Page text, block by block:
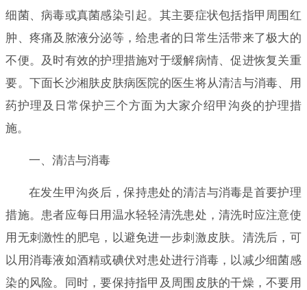
细菌、病毒或真菌感染引起。其主要症状包括指甲周围红
肿、疼痛及脓液分泌等，给患者的日常生活带来了极大的
不便。及时有效的护理措施对于缓解病情、促进恢复关重
要。下面长沙湘肤皮肤病医院的医生将从清洁与消毒、用
药护理及日常保护三个方面为大家介绍甲沟炎的护理措
施。
一、清洁与消毒
在发生甲沟炎后，保持患处的清洁与消毒是首要护理
措施。患者应每日用温水轻轻清洗患处，清洗时应注意使
用无刺激性的肥皂，以避免进一步刺激皮肤。清洗后，可
以用消毒液如酒精或碘伏对患处进行消毒，以减少细菌感
染的风险。同时，要保持指甲及周围皮肤的干燥，不要用